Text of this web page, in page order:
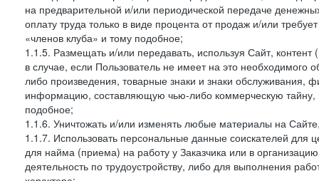
на предварительной и/или периодической передаче
оплату труда только в виде процента от продаж и/или
«членов клуба» и тому подобное;
1.1.5. Размещать и/или передавать, используя Сайт,
в случае, если Пользователь не имеет на это
либо произведения, товарные знаки и знаки
информацию, составляющую чью-либо коммерческую тайну,
подобное;
1.1.6. Уничтожать и/или изменять любые материалы на
1.1.7. Использовать персональные данные соискателей для
для найма (приема) на работу у Заказчика или в
деятельность по трудоустройству, либо для выполнения